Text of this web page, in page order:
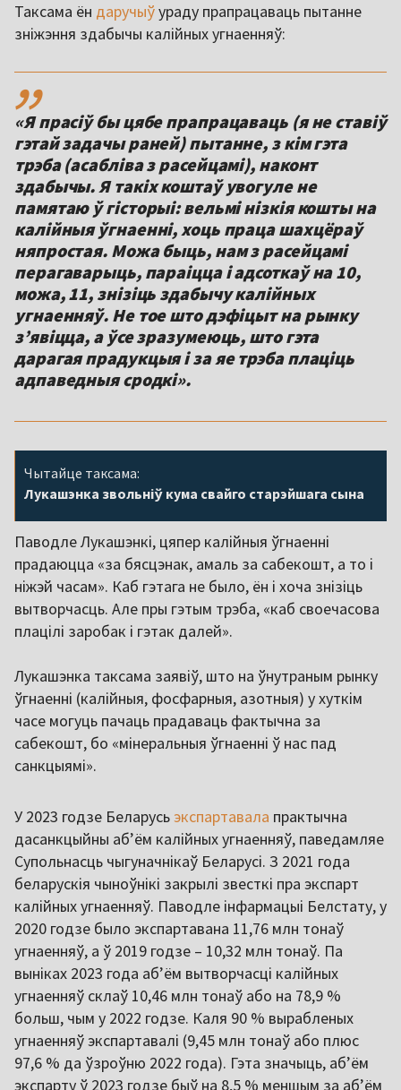
Таксама ён даручыўураду прапрацаваць пытанне
зніжэння здабычы калійных угнаенняў:
,,
«Я прасіў бы цябе прапрацаваць (я не ставіў
гэтай задачы раней) пытанне, з кім гэта
трэба (асабліва з расейцамі), наконт
здабычы. Я такіх коштаў увогуле не
памятаю ў гісторыі: вельмі нізкія кошты на
калійныя ўгнаенні, хоць праца шахцёраў
няпростая. Можа быць, нам з расейцамі
перагаварыць, параіцца і адсоткаў на 10,
можа, 11, знізіць здабычу калійных
угнаенняў. Не тое што дэфіцыт на рынку
з’явіцца, а ўсе зразумеюць, што гэта
дарагая прадукцыя і за яе трэба плаціць
адпаведныя сродкі».
Чытайце таксама:
Лукашэнка звольніў кума свайго старэйшага сына
Паводле Лукашэнкі, цяпер калійныя ўгнаенні
прадаюцца «за бясцэнак, амаль за сабекошт, а то і
ніжэй часам». Каб гэтага не было, ён і хоча знізіць
вытворчасць. Але пры гэтым трэба, «каб своечасова
плацілі заробак і гэтак далей».
Лукашэнка таксама заявіў, што на ўнутраным рынку
ўгнаенні (калійныя, фосфарныя, азотныя) у хуткім
часе могуць пачаць прадаваць фактычна за
сабекошт, бо «мінеральныя ўгнаенні ў нас пад
санкцыямі».
У 2023 годзе Беларусьэкспартавала практычна
дасанкцыйны аб’ём калійных угнаенняў, паведамляе
Супольнасць чыгуначнікаў Беларусі. З 2021 года
беларускія чыноўнікі закрылі звесткі пра экспарт
калійных угнаенняў. Паводле інфармацыі Белстату, у
2020 годзе было экспартавана 11,76 млн тонаў
угнаенняў, а ў 2019 годзе – 10,32 млн тонаў. Па
выніках 2023 года абʼём вытворчасці калійных
угнаенняў склаў 10,46 млн тонаў або на 78,9 %
больш, чым у 2022 годзе. Каля 90 % вырабленых
угнаенняў экспартавалі (9,45 млн тонаў або плюс
97,6 % да ўзроўню 2022 года). Гэта значыць, абʼём
экспарту ў 2023 годзе быў на 8,5 % меншым за абʼём